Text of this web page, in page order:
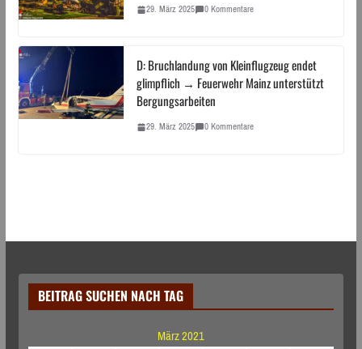
29. März 2025 0 Kommentare
D: Bruchlandung von Kleinflugzeug endet
glimpflich → Feuerwehr Mainz unterstützt
Bergungsarbeiten
29. März 2025 0 Kommentare
BEITRAG SUCHEN NACH TAG
März 2021